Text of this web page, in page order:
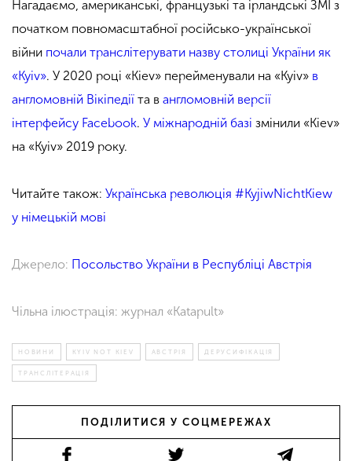
Нагадаємо, американські, французькі та ірландські ЗМІ з
початком повномасштабної російсько-української
війни почали транслітерувати назву столиці України як
«Kyiv». У 2020 році «Kiev» перейменували на «Kyiv» в
англомовній Вікіпедії та в англомовній версії
інтерфейсу Facebook. У міжнародній базі змінили «Kiev»
на «Kyiv» 2019 року.
Читайте також: Українська революція #KyjiwNichtKiew
у німецькій мові
Джерело: Посольство України в Республіці Австрія
Чільна ілюстрація: журнал «Katapult»
НОВИНИ KYIV NOT KIEV АВСТРІЯ ДЕРУСИФІКАЦІЯ
ТРАНСЛІТЕРАЦІЯ
ПОДІЛИТИСЯ У СОЦМЕРЕЖАХ